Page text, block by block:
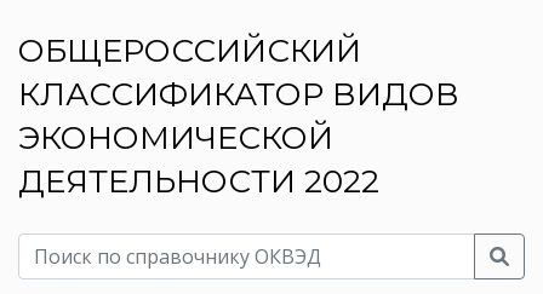
ОБЩЕРОССИЙСКИЙ
КЛАССИФИКАТОР ВИДОВ
ЭКОНОМИЧЕСКОЙ
ДЕЯТЕЛЬНОСТИ 2022